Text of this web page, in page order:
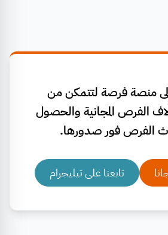
منصة فرصة لتتمكن من
الفرص المجانية والحصول
الفرص فور صدورها.
تابعنا على تيليجرام